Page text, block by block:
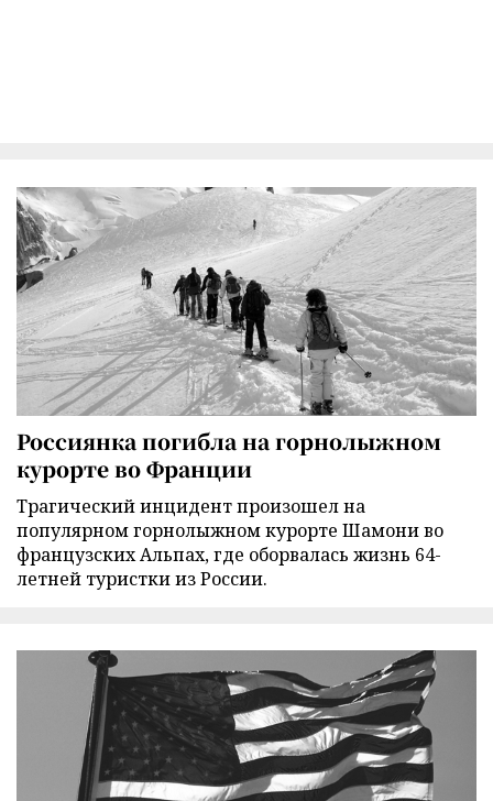
Россиянка погибла на горнолыжном
курорте во Франции
Трагический инцидент произошел на
популярном горнолыжном курорте Шамони во
французских Альпах, где оборвалась жизнь 64-
летней туристки из России.